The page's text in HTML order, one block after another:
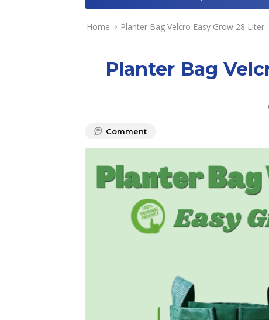
Home Planter Bag Velcro Easy Grow 28 Liter
Planter Bag
Comment